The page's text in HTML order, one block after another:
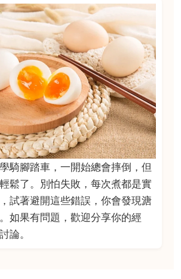
騎腳踏車，一開始總會摔倒，但
鬆了。別怕失敗，每次煮都是實
試著避開這些錯誤，你會發現溏
如果有問題，歡迎分享你的經
論。